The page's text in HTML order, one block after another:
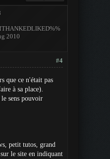
2010
#4
que ce n'était pas
à sa place).
sens pouvoir
petit tutos, grand
le site en indiquant